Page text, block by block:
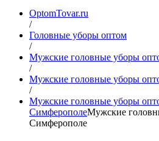
OptomTovar.ru
/
Головные уборы оптом
/
Мужские головные уборы
/
Мужские головные уборы
/
Мужские головные уборы
СимферополеМужские
Симферополе